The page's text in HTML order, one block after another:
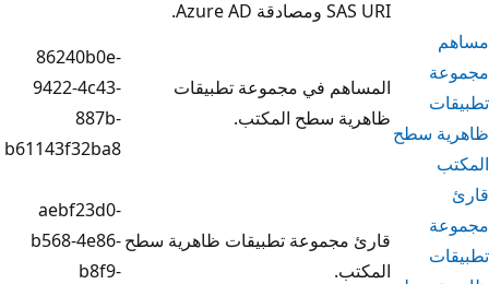
في مجموعة تطبيقات
سطح المكتب.
9422-4c43-
887b-
مجموعة تطبيقات ظاهرية سطحb568-4e86-